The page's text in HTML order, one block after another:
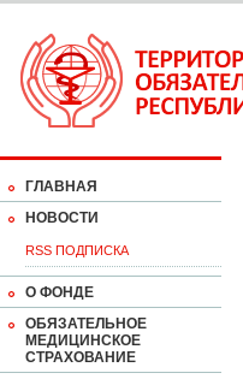
ГЛАВНАЯ
НОВОСТИ
RSS ПОДПИСКА
О ФОНДЕ
ОБЯЗАТЕЛЬНОЕ
МЕДИЦИНСКОЕ
СТРАХОВАНИЕ